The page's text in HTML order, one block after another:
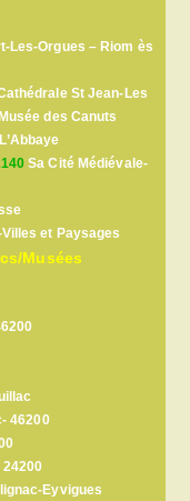
Les-Orgues – Riom ès
St Jean-Les
des Canuts
L’Abbaye
Sa Cité Médiévale-
Villes et Paysages
Musées
46200
24200
Eyvigues